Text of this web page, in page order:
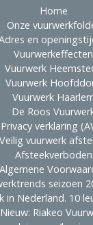
Home
Onze
en
Vuurwerkeffecten
Vuurwerk
Vuurwerk
Vuurwerk
De Roos
Privacy verklaring
Veilig vuurwerk
Afsteekverboden
Algemene
seizoen
in Nederland. 10
Nieuw: Riakeo